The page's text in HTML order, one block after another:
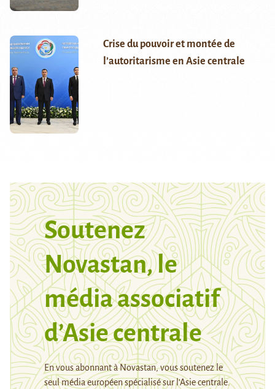
Crise du pouvoir et montée de
l’autoritarisme en Asie centrale
Soutenez
Novastan, le
média associatif
d’Asie centrale
En vous abonnant à Novastan, vous soutenez le
seul média européen spécialisé sur l’Asie centrale.